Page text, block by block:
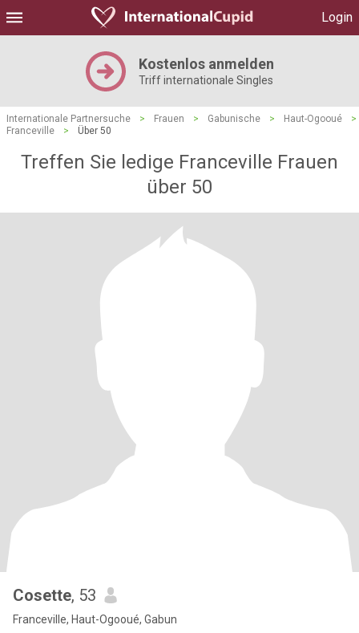
Login
Kostenlos anmelden
Triff internationale Singles
Internationale Partnersuche > Frauen > Gabunische > Haut-Ogooué
>
Franceville
> Über 50
Treffen Sie ledige Franceville Frauen
über 50
Cosette, 53
Franceville, Haut-Ogooué, Gabun